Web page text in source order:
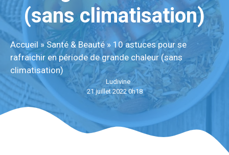
(sans climatisation)
Accueil »Santé & Beauté » 10 astuces pour se
rafraichir en période de grande chaleur (sans
climatisation)
Ludivine
21 juillet 2022 0h18